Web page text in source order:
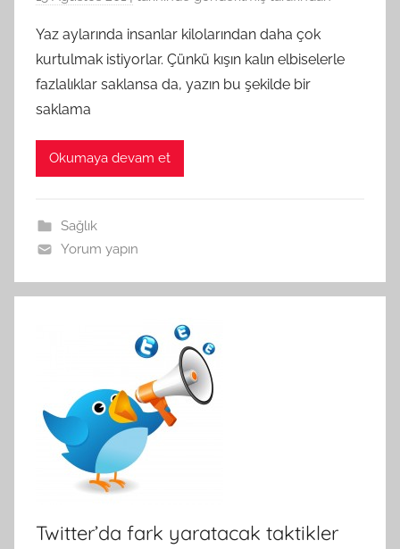
Yaz aylarında insanlar kilolarından daha çok
kurtulmak istiyorlar. Çünkü kışın kalın elbiselerle
fazlalıklar saklansa da, yazın bu şekilde bir
saklama
Okumaya devam et
Sağlık
Yorum yapın
Twitter’da fark yaratacak taktikler